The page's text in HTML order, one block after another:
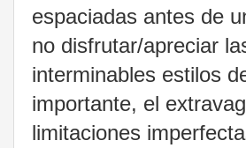
espaciadas antes de
no disfrutar/apreciar
interminables estilos
importante, el
limitaciones